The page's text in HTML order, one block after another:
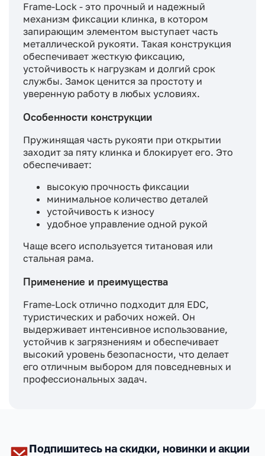
Frame-Lock - это прочный и надежный
механизм фиксации клинка, в котором
запирающим элементом выступает часть
металлической рукояти. Такая конструкция
обеспечивает жесткую фиксацию,
устойчивость к нагрузкам и долгий срок
службы. Замок ценится за простоту и
уверенную работу в любых условиях.
Особенности конструкции
Пружинящая часть рукояти при открытии
заходит за пяту клинка и блокирует его. Это
обеспечивает:
высокую прочность фиксации
минимальное количество деталей
устойчивость к износу
удобное управление одной рукой
Чаще всего используется титановая или
стальная рама.
Применение и преимущества
Frame-Lock отлично подходит для EDC,
туристических и рабочих ножей. Он
выдерживает интенсивное использование,
устойчив к загрязнениям и обеспечивает
высокий уровень безопасности, что делает
его отличным выбором для повседневных и
профессиональных задач.
Подпишитесь на скидки, новинки и акции